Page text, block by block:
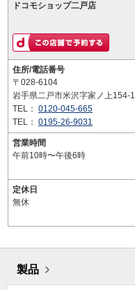
ドコモショップ二戸店
住所/電話番号
〒028-6104
岩手県二戸市米沢字家ノ上154-1
TEL： 0120-045-665
TEL： 0195-26-9031
営業時間
午前10時〜午後6時
定休日
無休
製品